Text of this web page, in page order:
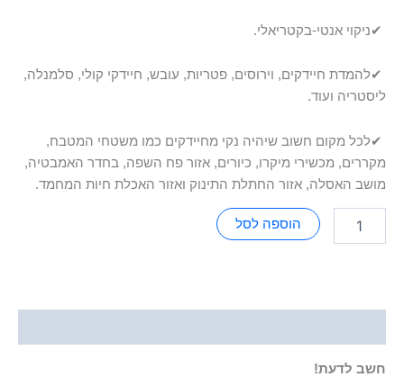
✔ניקוי אנטי-בקטריאלי.
✔להמדת חיידקים, וירוסים, פטריות, עובש, חיידקי קולי, סלמנלה,
ליסטריה ועוד.
✔לכל מקום חשוב שיהיה נקי מחיידקים כמו משטחי המטבח,
מקררים, מכשירי מיקרו, כיורים, אזור פח השפה, בחדר האמבטיה,
מושב האסלה, אזור החתלת התינוק ואזור האכלת חיות המחמד.
הוספה לסל
חשב לדעת!